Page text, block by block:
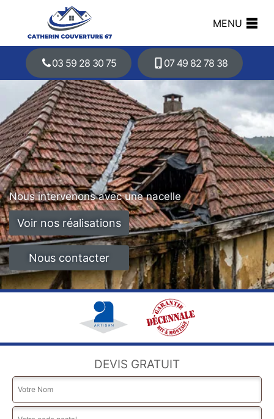
MENU
03 59 28 30 75 07 49 82 78 38
Nous intervenons avec une nacelle
Voir nos réalisations
Nous contacter
DEVIS GRATUIT